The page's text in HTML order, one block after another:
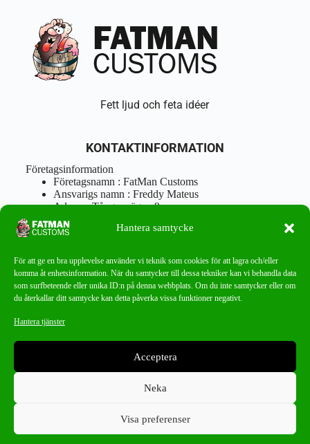
Hantera samtycke
För att ge en bra upplevelse använder vi teknik som cookies för att lagra och/eller
komma åt enhetsinformation. När du samtycker till dessa tekniker kan vi behandla data
som surfbeteende eller unika ID:n på denna webbplats. Om du inte samtycker eller om
du återkallar ditt samtycke kan detta påverka vissa funktioner negativt.
Hantera tjänster
Acceptera
Neka
Visa preferenser
Fett ljud och feta idéer
KONTAKTINFORMATION
Företagsinformation
Företagsnamn : FatMan Customs
Ansvarigs namn : Freddy Mateus
Adress : Tångenvägen 9
Postnr : 417 46 Göteborg
Tel : 0762919666
info@fatmancustoms.se
Mån – Fre 10:00 – 18:00
Lör -11:00 – 15:00
Missa aldrig ett bra erbjudande!